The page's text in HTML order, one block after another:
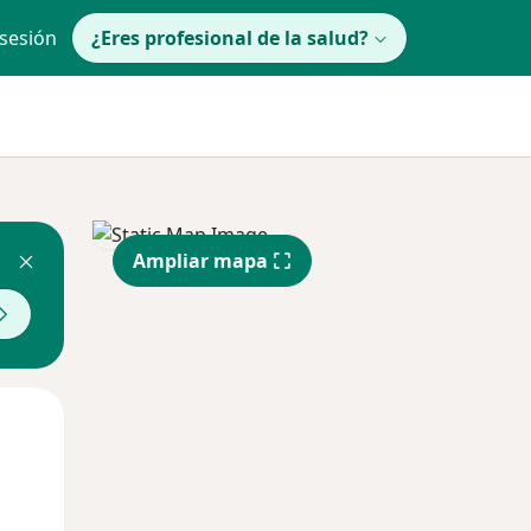
¿Eres profesional de la salud?
Ampliar mapa